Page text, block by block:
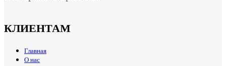
КЛИЕНТАМ
Главная
О нас